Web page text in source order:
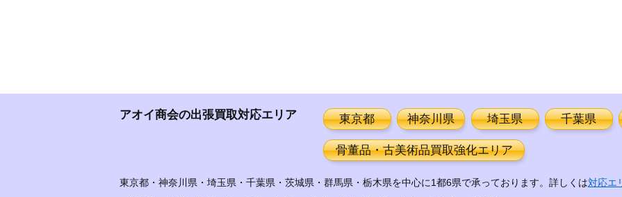
アオイ商会の出張買取対応エリア 東京都 神奈川県 埼玉県 千葉県
骨董品・古美術品買取強化エリア
東京都・神奈川県・埼玉県・千葉県・茨城県・群馬県・栃木県を中心に1都6県で承っております。詳しくは対応エ